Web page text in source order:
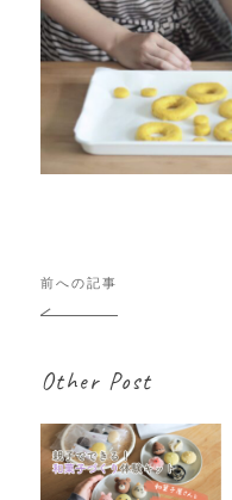
投
稿
ゲ
シ
ョ
ン
前への記事
Other Post